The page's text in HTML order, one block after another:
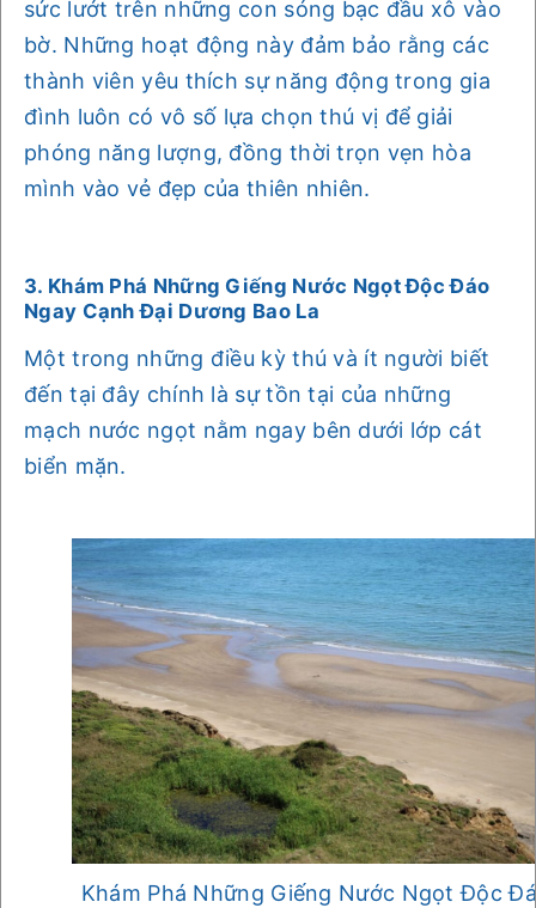
sức lướt trên những con sóng bạc đầu xô vào
bờ. Những hoạt động này đảm bảo rằng các
thành viên yêu thích sự năng động trong gia
đình luôn có vô số lựa chọn thú vị để giải
phóng năng lượng, đồng thời trọn vẹn hòa
mình vào vẻ đẹp của thiên nhiên.
3. Khám Phá Những Giếng Nước Ngọt Độc Đáo
Ngay Cạnh Đại Dương Bao La
Một trong những điều kỳ thú và ít người biết
đến tại đây chính là sự tồn tại của những
mạch nước ngọt nằm ngay bên dưới lớp cát
biển mặn.
Khám Phá Những Giếng Nước Ngọt Độc